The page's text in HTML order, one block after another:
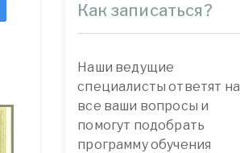
Как записаться?
Наши ведущие
специалисты ответят на
все ваши вопросы и
помогут подобрать
программу обучения